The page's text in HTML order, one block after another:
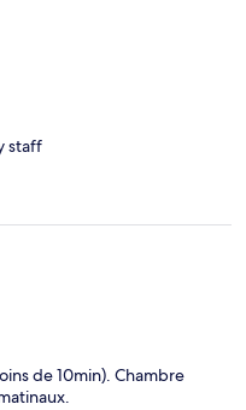
staff
de 10min). Chambre